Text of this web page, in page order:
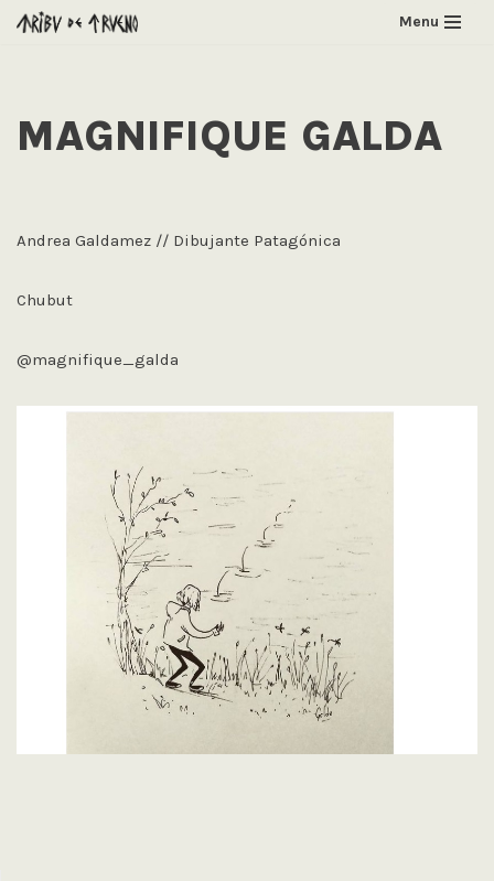
Menu
MAGNIFIQUE GALDA
Andrea Galdamez // Dibujante Patagónica
Chubut
@magnifique_galda